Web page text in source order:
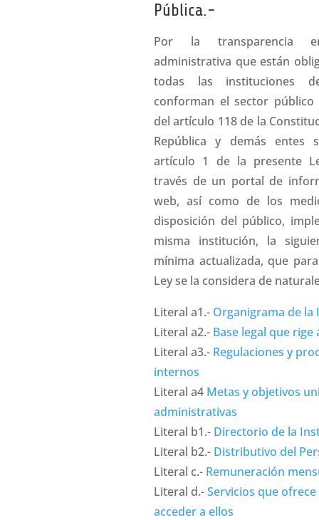
Pública.-
Por la transparencia
administrativa que están
todas las instituciones
conforman el sector
del artículo 118 de la
República y demás entes
artículo 1 de la presente
través de un portal de
web, así como de los
disposición del público,
misma institución, la
mínima actualizada, que
Ley se la considera de
Literal a1.- Organigrama de
Literal a2.- Base legal que
Literal a3.- Regulaciones y
internos
Literal a4 Metas y objetivos
administrativas
Literal b1.- Directorio de la
Literal b2.- Distributivo del
Literal c.- Remuneración
Literal d.-Servicios que
acceder a ellos